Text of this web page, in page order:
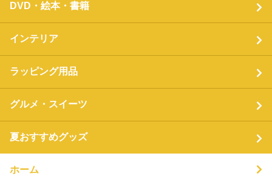
DVD・絵本・書籍
インテリア
ラッピング用品
グルメ・スイーツ
夏おすすめグッズ
ホーム